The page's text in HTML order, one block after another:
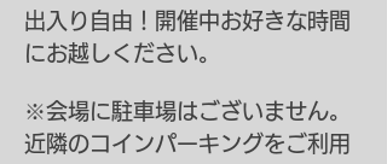
出入り自由！開催中お好きな時間
にお越しください。
※会場に駐車場はございません。
近隣のコインパーキングをご利用